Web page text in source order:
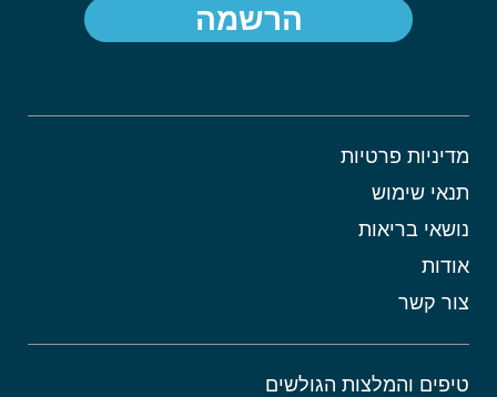
מדיניות פרטיות
תנאי שימוש
נושאי בריאות
אודות
צור קשר
טיפים והמלצות הגולשים
הרשמה